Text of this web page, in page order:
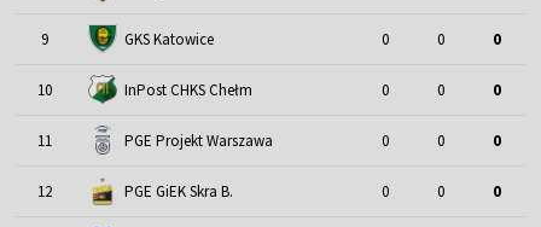
9 GKS Katowice 0 0 0
10 InPost CHKS Chełm 0 0 0
11 PGE Projekt Warszawa 0 0 0
12 PGE GiEK Skra B. 0 0 0